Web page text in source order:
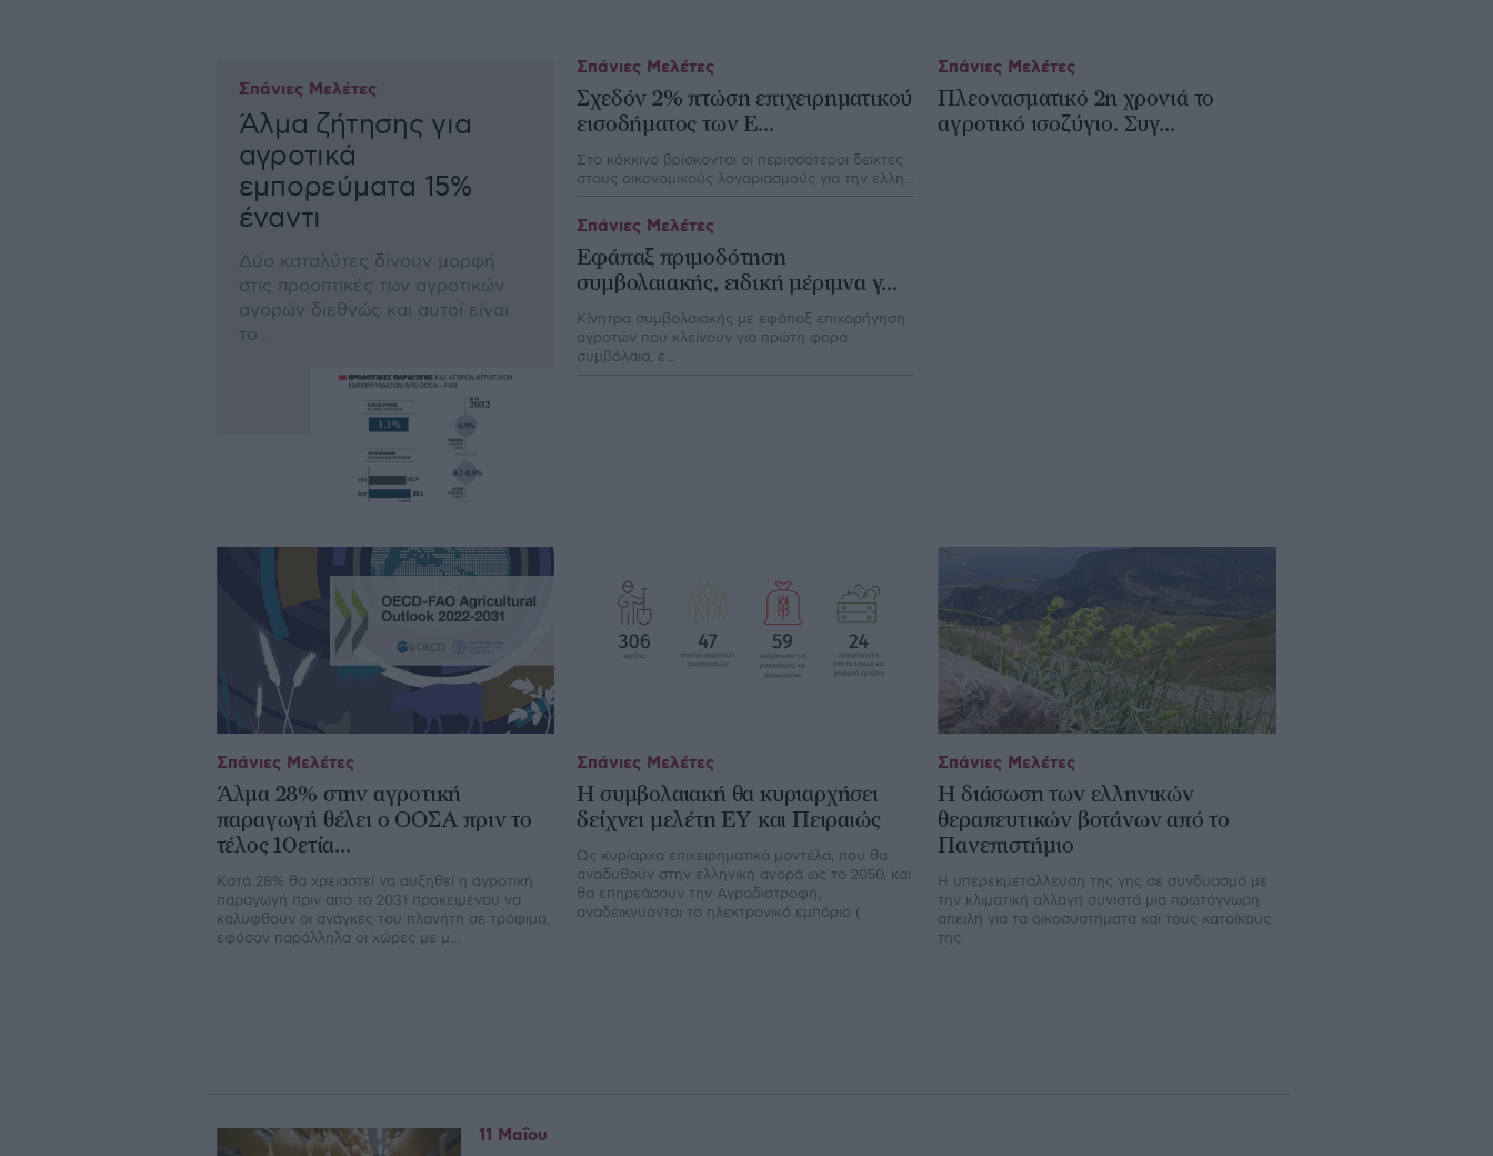
Άλμα ζήτησης για
αγροτικά
εμπορεύματα 15%
έναντι
Σπάνιες Μελέτες
Δύο καταλύτες δίνουν μορφή
στις προοπτικές των αγροτικών
αγορών διεθνώς και αυτοί είναι
το...
Σχεδόν 2% πτώση επιχειρηματικού
εισοδήματος των Ε...
Σπάνιες Μελέτες
Στο κόκκινο βρίσκονται οι περισσότεροι δείκτες
στους οικονομικούς λογαριασμούς για την ελλη...
Εφάπαξ πριμοδότηση
συμβολαιακής, ειδική μέριμνα γ...
Σπάνιες Μελέτες
Κίνητρα συµβολαιακής µε εφάπαξ επιχορήγηση
αγροτών που κλείνουν για πρώτη φορά
συµβόλαια, ε...
Πλεονασματικό 2η χρονιά το
αγροτικό ισοζύγιο. Συγ...
Σπάνιες Μελέτες
Άλμα 28% στην αγροτική
παραγωγή θέλει ο ΟΟΣΑ πριν το
τέλος 10ετία...
Σπάνιες Μελέτες
Κατά 28% θα χρειαστεί να αυξηθεί η αγροτική
παραγωγή πριν από το 2031 προκειμένου να
καλυφθούν οι ανάγκες του πλανήτη σε τρόφιμα,
εφόσον παράλληλα οι χώρες με μ...
Η συμβολαιακή θα κυριαρχήσει
δείχνει μελέτη ΕΥ και Πειραιώς
Σπάνιες Μελέτες
Ως κυρίαρχα επιχειρηματικά μοντέλα, που θα
αναδυθούν στην ελληνική αγορά ως το 2050, και
θα επηρεάσουν την Αγροδιατροφή,
αναδεικνύονται το ηλεκτρονικό εμπόριο (
Η διάσωση των ελληνικών
θεραπευτικών βοτάνων από το
Πανεπιστήμιο
Σπάνιες Μελέτες
Η υπερεκμετάλλευση της γης σε συνδυασμό με
την κλιματική αλλαγή συνιστά μια πρωτόγνωρη
απειλή για τα οικοσυστήματα και τους κατοίκους
της.
11 Μαΐου